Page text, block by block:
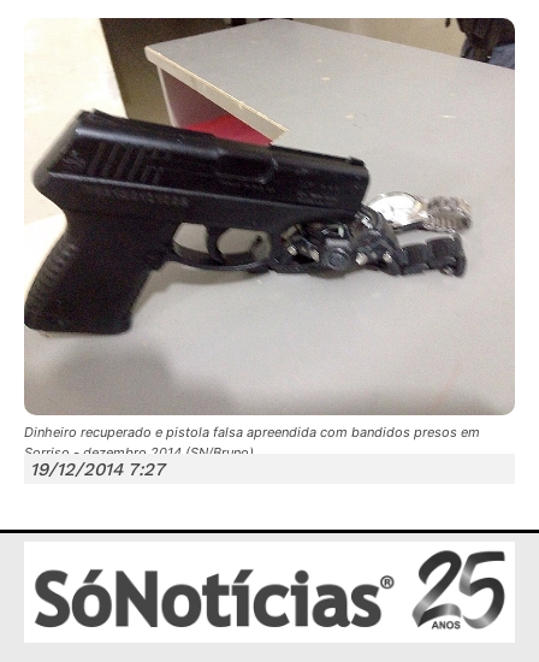
Só Notícias
JUNTE-SE NO WHATSAPP
HOME
POLÍTICA
Dinheiro recuperado e pistola falsa apreendida com bandidos presos em
Sorriso - dezembro 2014 (SN/Bruno)
19/12/2014 7:27